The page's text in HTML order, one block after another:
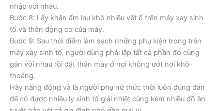
nhập với nhau.
Bước 8: Lấy khăn ẩm lau khô nhiều vết ố trên máy xay sinh
tố và thân động cơ của máy.
Bước 9: Sau thời điểm làm sạch những phụ kiện trong trên
máy xay sinh tố, người dùng phải lắp tất cả phần đó cùng
gắn với nhau rồi đặt thân máy ở nơi không ướt nơi khô
thoáng.
Hãy năng động và là người phụ nữ thức thời luôn đúng đắn
để có được nhiều ly sinh tố giải nhiệt cùng kèm nhiều đồ ăn